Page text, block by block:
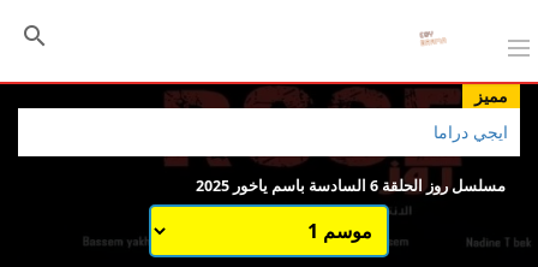
مميز
ايجي دراما
مسلسل روز الحلقة 6 السادسة باسم ياخور 2025
اختيار الموسم